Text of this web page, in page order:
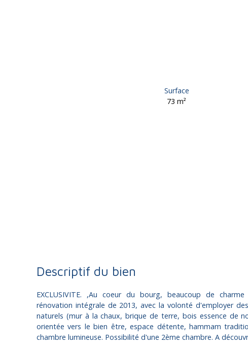
Surface
73m²
Descriptif du bien
EXCLUSIVITE. ,Au coeur du bourg, beaucoup de
rénovation intégrale de 2013, avec la volonté d'employer
naturels (mur à la chaux, brique de terre, bois essence de
orientée vers le bien être, espace détente, hammam
chambre lumineuse. Possibilité d'une 2ème chambre. A